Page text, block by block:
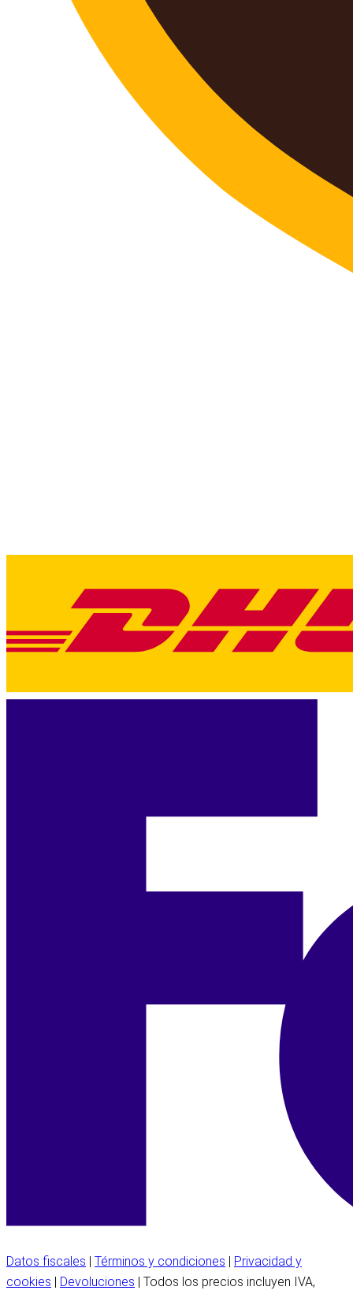
Datos fiscales Términos y condiciones
Privacidad y
cookies
Devoluciones | Todos los precios incluyen IVA,